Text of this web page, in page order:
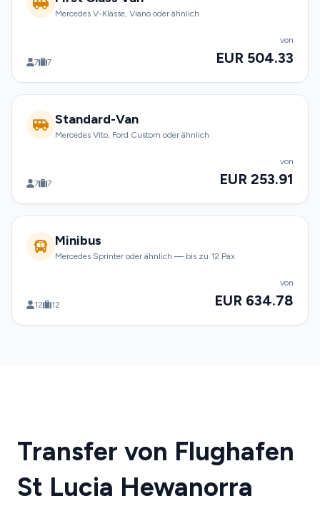
Mercedes V-Klasse, Viano oder ähnlich
7 7
von
EUR 504.33
Standard-Van
Mercedes Vito, Ford Custom oder ähnlich
7 7
von
EUR 253.91
Minibus
Mercedes Sprinter oder ähnlich — bis zu 12 Pax
12 12
von
EUR 634.78
Transfer von Flughafen
St Lucia Hewanorra